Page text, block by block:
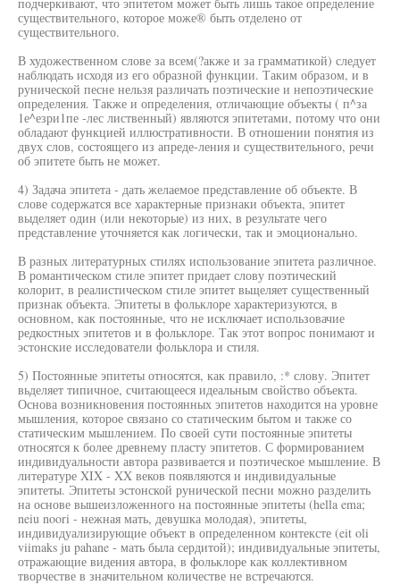
существительного, которое може® быть отделено от
существительного.
В художественном слове за всем(?акже и за грамматикой) следует
наблюдать исходя из его образной функции. Таким образом, и в
рунической песне нельзя различать поэтические и непоэтические
определения. Также и определения, отличающие объекты ( п^за
1е^езри1пе -лес лиственный) являются эпитетами, потому что они
обладают функцией иллюстративности. В отношении понятия из
двух слов, состоящего из апреде-ления и существительного, речи
об эпитете быть не может.
4) Задача эпитета - дать желаемое представление об объекте. В
слове содержатся все характерные признаки объекта, эпитет
выделяет один (или некоторые) из них, в результате чего
представление уточняется как логически, так и эмоционально.
В разных литературных стилях использование эпитета различное.
В романтическом стиле эпитет придает слову поэтический
колорит, в реалистическом стиле эпитет вьщеляет существенный
признак объекта. Эпитеты в фольклоре характеризуются, в
основном, как постоянные, что не исключает использовачие
редкостных эпитетов и в фольклоре. Так этот вопрос понимают и
эстонские исследователи фольклора и стиля.
5) Постоянные эпитеты относятся, как правило, :* слову. Эпитет
вьделяет типичное, считающееся идеальным свойство объекта.
Основа возникновения постоянных эпитетов находится на уровне
мышления, которое связано со статическим бытом и также со
статическим мышлением. По своей сути постоянные эпитеты
относятся к более древнему пласту эпитетов. С формированием
индивидуальности автора развивается и поэтическое мышление. В
литературе XIX - XX веков появляются и индивидуальные
эпитеты. Эпитеты эстонской рунической песни можно разделить
на основе вышеизложенного на постоянные эпитеты (hella ema;
neiu noori - нежная мать, девушка молодая), эпитеты,
индивидуализирующие объект в определенном контексте (eit oli
viimaks ju pahane - мать была сердитой); индивидуальные эпитеты,
отражающие видения автора, в фольклоре как коллективном
творчестве в значительном количестве не встречаются.